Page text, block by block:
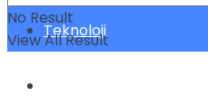
Teknoloji
No Result
View All Result